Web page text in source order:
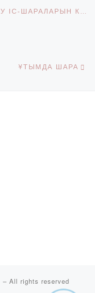
ҰТЫМДА ШАРА
– All rights reserved